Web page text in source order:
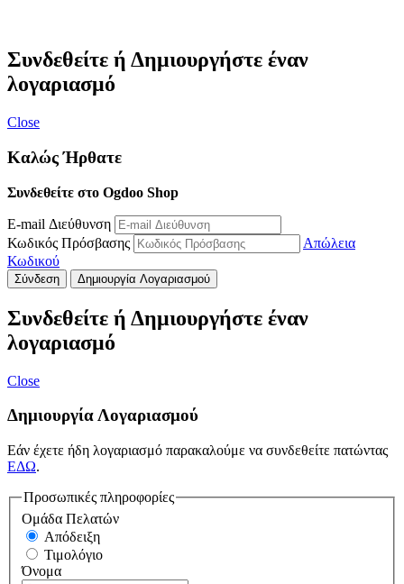
Συνδεθείτε ή Δημιουργήστε έναν
λογαριασμό
Close
Καλώς Ήρθατε
Συνδεθείτε στο Ogdoo Shop
E-mail Διεύθυνση
Κωδικός Πρόσβασης
Απώλεια
Κωδικού
Σύνδεση Δημιουργία Λογαριασμού
Συνδεθείτε ή Δημιουργήστε έναν
λογαριασμό
Close
Δημιουργία Λογαριασμού
Εάν έχετε ήδη λογαριασμό παρακαλούμε να συνδεθείτε πατώντας
ΕΔΩ.
Προσωπικές πληροφορίες
Ομάδα Πελατών
Απόδειξη
Τιμολόγιο
Όνομα